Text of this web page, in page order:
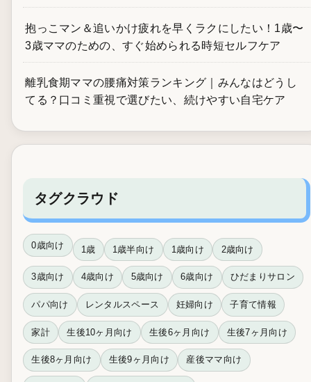
抱っこマン＆追いかけ疲れを早くラクにしたい！1歳〜
3歳ママのための、すぐ始められる時短セルフケア
離乳食期ママの腰痛対策ランキング｜みんなはどうし
てる？口コミ重視で選びたい、続けやすい自宅ケア
タグクラウド
0歳向け 1歳 1歳半向け 1歳向け 2歳向け
3歳向け 4歳向け 5歳向け 6歳向け ひだまりサロン
パパ向け レンタルスペース 妊婦向け 子育て情報
家計 生後10ヶ月向け 生後6ヶ月向け 生後7ヶ月向け
生後8ヶ月向け 生後9ヶ月向け 産後ママ向け